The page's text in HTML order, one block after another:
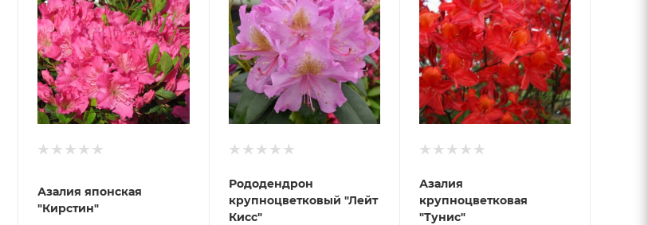
Азалия японская
"Кирстин"
Рододендрон
крупноцветковый "Лейт
Кисс"
Азалия
крупноцветковая
"Тунис"